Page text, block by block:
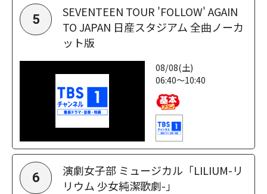
5
SEVENTEEN TOUR 'FOLLOW' AGAIN
TO JAPAN 日産スタジアム 全曲ノーカ
ット版
08/08(土)
06:40～10:40
6
演劇女子部 ミュージカル「LILIUM-リ
リウム 少女純潔歌劇-」